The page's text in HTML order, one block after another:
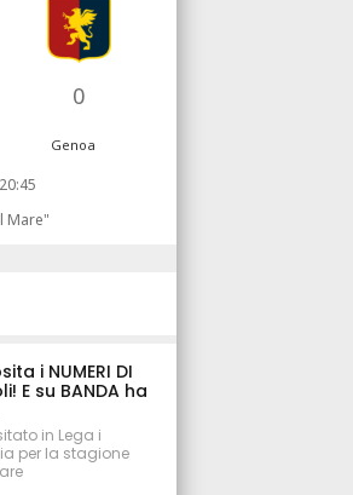
0
Genoa
Mare"
i NUMERI DI
E su BANDA ha
in Lega i
per la stagione